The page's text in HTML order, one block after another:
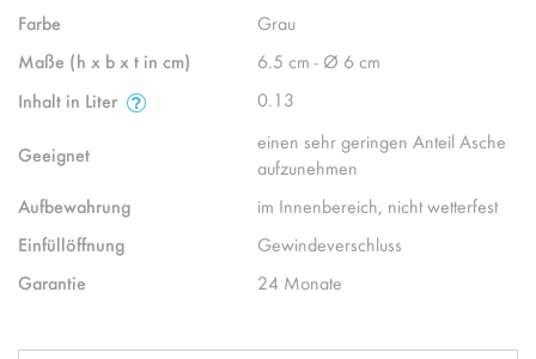
Farbe
Grau
Maße (h x b x t in cm)
6.5 cm - Ø 6 cm
Inhalt in Liter
0.13
Geeignet
einen sehr geringen Anteil Asche
aufzunehmen
Aufbewahrung
im Innenbereich, nicht wetterfest
Einfüllöffnung
Gewindeverschluss
Garantie
24 Monate